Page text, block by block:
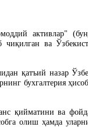
активлар"
чиқилган ва
қатъий назар
бухгалтерияҳ
қийматини ва
олишҳамда